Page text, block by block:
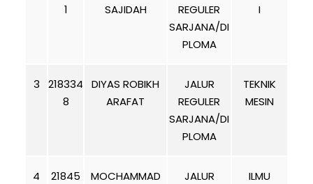
1
SAJIDAH
REGULER
SARJANA/DI
PLOMA
I
3
218334
8
DIYAS ROBIKH
ARAFAT
JALUR
REGULER
SARJANA/DI
PLOMA
TEKNIK
MESIN
4
21845
MOCHAMMAD
JALUR
ILMU